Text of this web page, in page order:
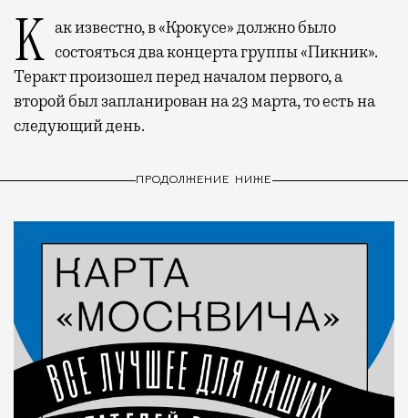
Как известно, в «Крокусе» должно было состояться два концерта группы «Пикник».
Теракт произошел перед началом первого, а
второй был запланирован на 23 марта, то есть на
следующий день.
ПРОДОЛЖЕНИЕ НИЖЕ